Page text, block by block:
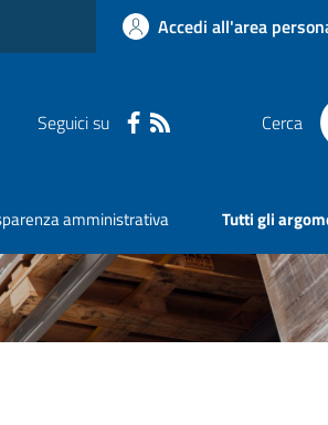
Accedi all'area
Seguici su Cerca
amministrativa Tutti gli